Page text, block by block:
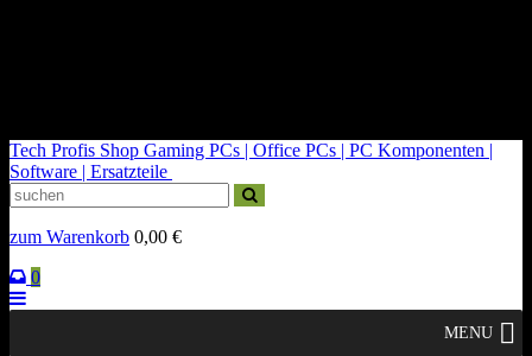
Tech Profis Shop Gaming PCs | Office PCs | PC Komponenten |
Software | Ersatzteile
zum Warenkorb 0,00 €
0
MENU